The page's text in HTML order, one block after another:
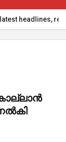
headlines,